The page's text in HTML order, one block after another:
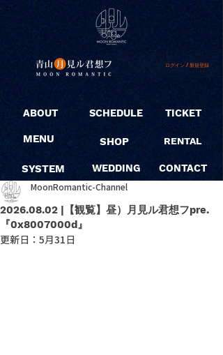
ログイン / 新規登録
ABOUT
MENU
SYSTEM
SCHEDULE
SHOP
WEDDING
TICKET
RENTAL
CONTACT
2026.08.02 |【観覧】昼）月見ル君想フpre.
『0x8007000d』
MoonRomantic-Channel
更新日： 5月31日